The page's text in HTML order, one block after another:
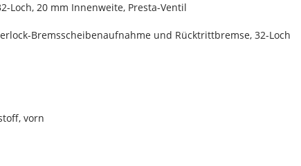
Loch, 20 mm Innenweite, Presta-Ventil
Bremsscheibenaufnahme und Rücktrittbremse, 32-Loch
vorn